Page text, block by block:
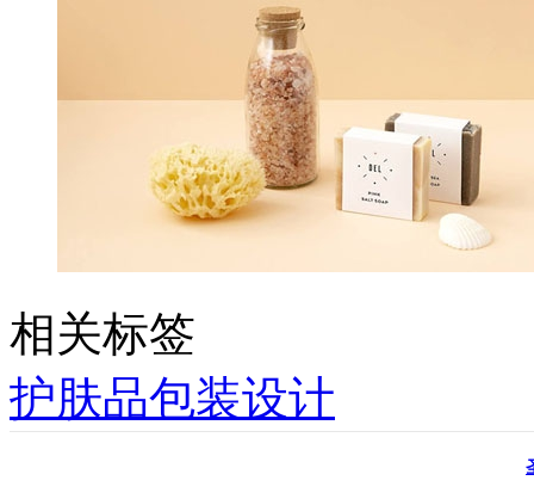
相关标签
护肤品包装设计